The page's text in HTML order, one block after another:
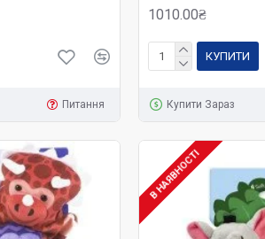
Питання
1010.00₴
КУПИТИ
Купити Зараз
В НАЯВНОСТІ